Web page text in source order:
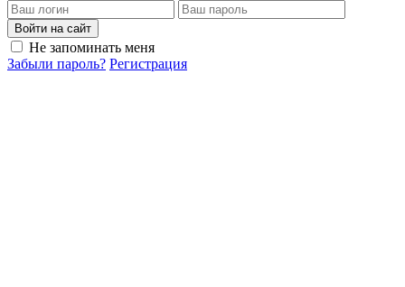
Войти на сайт
Не запоминать меня
Забыли пароль? Регистрация